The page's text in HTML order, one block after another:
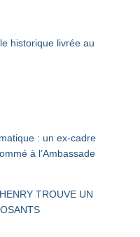
historique livrée au
: un ex-cadre
à l’Ambassade
TROUVE UN